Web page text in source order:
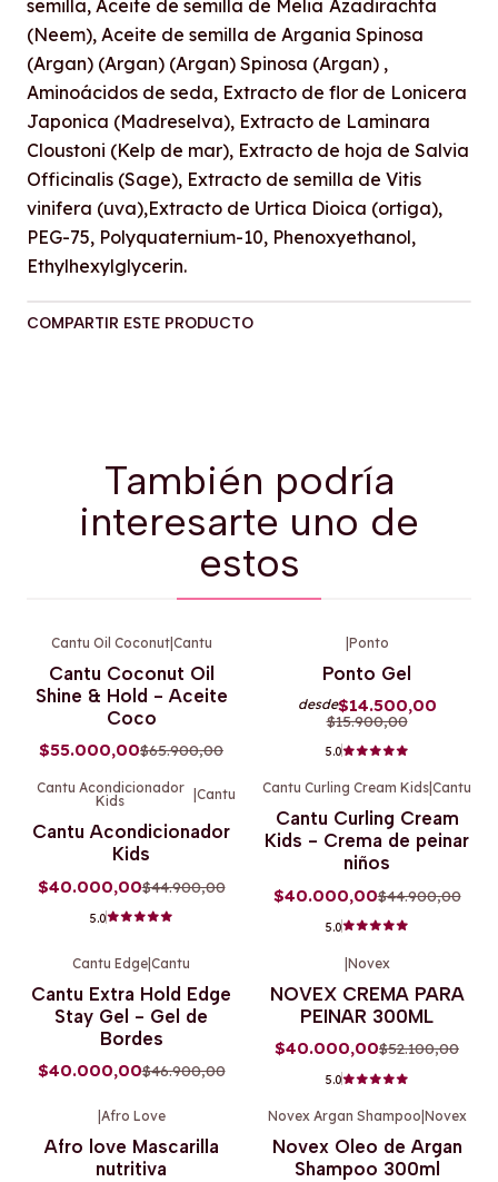
semilla, Aceite de semilla de Melia Azadirachta
(Neem), Aceite de semilla de Argania Spinosa
(Argan) (Argan) (Argan) Spinosa (Argan) ,
Aminoácidos de seda, Extracto de flor de Lonicera
Japonica (Madreselva), Extracto de Laminara
Cloustoni (Kelp de mar), Extracto de hoja de Salvia
Officinalis (Sage), Extracto de semilla de Vitis
vinifera (uva),Extracto de Urtica Dioica (ortiga),
PEG-75, Polyquaternium-10, Phenoxyethanol,
Ethylhexylglycerin.
COMPARTIR ESTE PRODUCTO
También podría
interesarte uno de
estos
Agotado
Cantu Oil Coconut|Cantu
Cantu Coconut Oil
Shine & Hold - Aceite
Coco
$55.000,00$65.900,00
|Ponto
Ponto Gel
desde$14.500,00
$15.900,00
5.0
OFF
Cantu Acondicionador
Kids
Cantu
Cantu Acondicionador
Kids
$40.000,00$44.900,00
5.0
Cantu Curling Cream Kids Cantu
Cantu Curling Cream
Kids - Crema de peinar
niños
$40.000,00$44.900,00
5.0
Cantu Edge|Cantu
Cantu Extra Hold Edge
Stay Gel - Gel de
Bordes
$40.000,00$46.900,00
Agotado
|Novex
NOVEX CREMA PARA
PEINAR 300ML
$40.000,00$52.100,00
5.0
Afro Love
Afro love Mascarilla
nutritiva
Novex Argan Shampoo Novex
Novex Oleo de Argan
Shampoo 300ml